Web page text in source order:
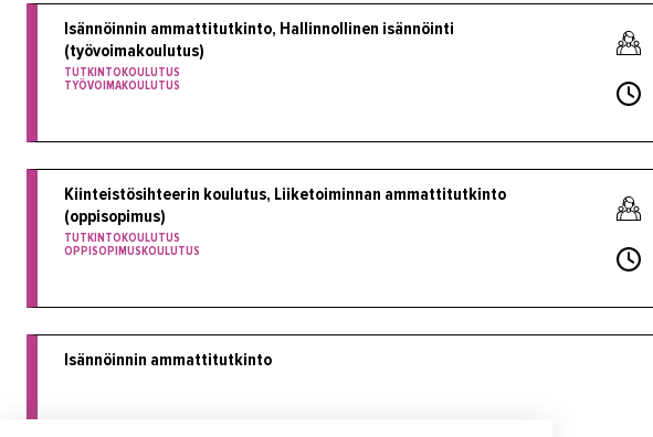
Isännöinnin ammattitutkinto, Hallinnollinen isännöinti
(työvoimakoulutus)
TUTKINTOKOULUTUS
TYÖVOIMAKOULUTUS
Kiinteistösihteerin koulutus, Liiketoiminnan ammattitutkinto
(oppisopimus)
TUTKINTOKOULUTUS
OPPISOPIMUSKOULUTUS
Isännöinnin ammattitutkinto